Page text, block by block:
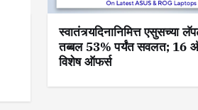
स्वातंत्र्यदिनानिमित्त एसुसच्या
तब्बल 53% पर्यंत सवलत; 16
विशेष ऑफर्स